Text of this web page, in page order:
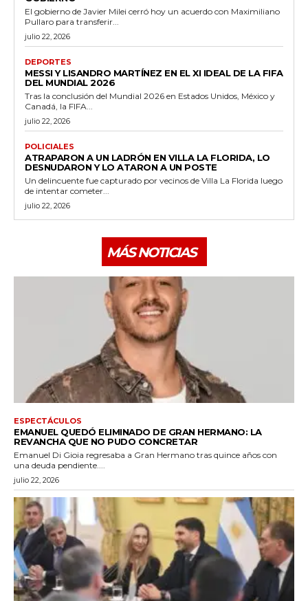
El gobierno de Javier Milei cerró hoy un acuerdo con Maximiliano
Pullaro para transferir...
julio 22, 2026
DEPORTES
MESSI Y LISANDRO MARTÍNEZ EN EL XI IDEAL DE LA FIFA
DEL MUNDIAL 2026
Tras la conclusión del Mundial 2026 en Estados Unidos, México y
Canadá, la FIFA...
julio 22, 2026
POLICIALES
ATRAPARON A UN LADRÓN EN VILLA LA FLORIDA, LO
DESNUDARON Y LO ATARON A UN POSTE
Un delincuente fue capturado por vecinos de Villa La Florida luego
de intentar cometer...
julio 22, 2026
MÁS NOTICIAS
ESPECTÁCULOS
EMANUEL QUEDÓ ELIMINADO DE GRAN HERMANO: LA
REVANCHA QUE NO PUDO CONCRETAR
Emanuel Di Gioia regresaba a Gran Hermano tras quince años con
una deuda pendiente....
julio 22, 2026